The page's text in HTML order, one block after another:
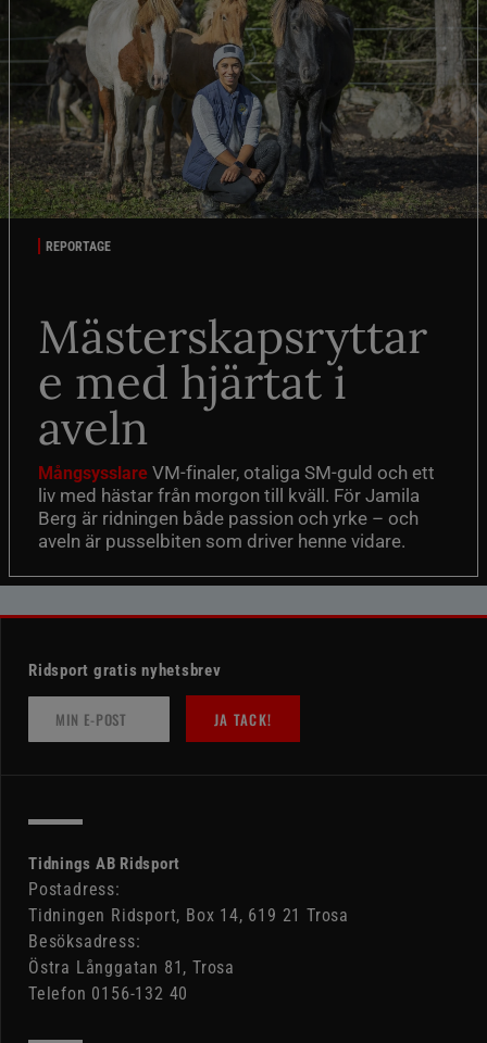
REPORTAGE
Mästerskapsryttar
e med hjärtat i
aveln
Mångsysslare VM-finaler, otaliga SM-guld och ett
liv med hästar från morgon till kväll. För Jamila
Berg är ridningen både passion och yrke – och
aveln är pusselbiten som driver henne vidare.
Ridsport gratis nyhetsbrev
JA TACK!
Tidnings AB Ridsport
Postadress:
Tidningen Ridsport, Box 14, 619 21 Trosa
Besöksadress:
Östra Långgatan 81, Trosa
Telefon 0156-132 40